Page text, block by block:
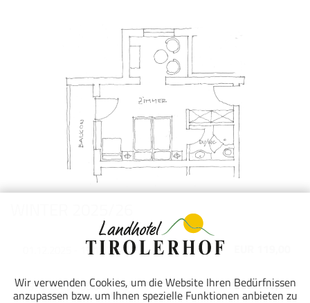
01.12.2025 - 19.12.2025
19.12.2025 - 06.01.2026 EUR 146,00
Wir verwenden Cookies, um die Website Ihren Bedürfnissen
anzupassen bzw. um Ihnen spezielle Funktionen anbieten zu